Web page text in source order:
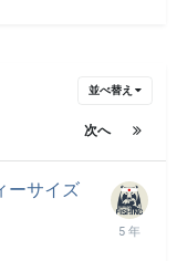
並べ替え
次へ
ーサイズ